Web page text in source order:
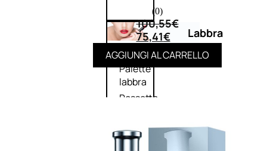
Labbra
Palette
labbra
Rossetto
Matita
labbra
(0)
100,55€
75,41€
AGGIUNGI AL CARRELLO